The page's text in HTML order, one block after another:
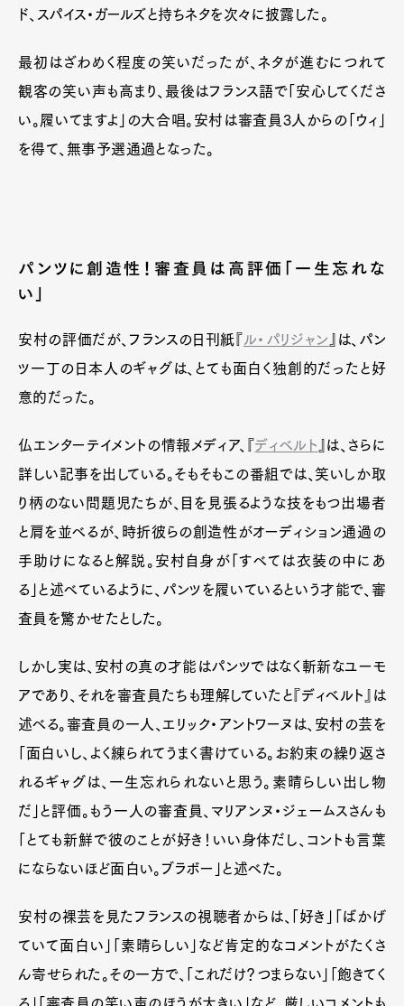
ド、スパイス・ガールズと持ちネタを次々に披露した。
最初はざわめく程度の笑いだったが、ネタが進むにつれて
観客の笑い声も高まり、最後はフランス語で「安心してくださ
い。履いてますよ」の大合唱。安村は審査員3人からの「ウィ」
を得て、無事予選通過となった。
パンツに創造性！審査員は高評価「一生忘れな
い」
安村の評価だが、フランスの日刊紙『ル・パリジャン 』は、パン
ツ一丁の日本人のギャグは、とても面白く独創的だったと好
意的だった。
仏エンターテイメントの情報メディア、『ディベルト 』は、さらに
詳しい記事を出している。そもそもこの番組では、笑いしか取
り柄のない問題児たちが、目を見張るような技をもつ出場者
と肩を並べるが、時折彼らの創造性がオーディション通過の
手助けになると解説。安村自身が「すべては衣装の中にあ
る」と述べているように、パンツを履いているという才能で、審
査員を驚かせたとした。
しかし実は、安村の真の才能はパンツではなく斬新なユーモ
アであり、それを審査員たちも理解していたと『ディベルト』は
述べる。審査員の一人、エリック・アントワーヌは、安村の芸を
「面白いし、よく練られてうまく書けている。お約束の繰り返さ
れるギャグは、一生忘れられないと思う。素晴らしい出し物
だ」と評価。もう一人の審査員、マリアンヌ・ジェームスさんも
「とても新鮮で彼のことが好き！いい身体だし、コントも言葉
にならないほど面白い。ブラボー」と述べた。
安村の裸芸を見たフランスの視聴者からは、「好き」「ばかげ
ていて面白い」「素晴らしい」など肯定的なコメントがたくさ
ん寄せられた。その一方で、「これだけ？つまらない」「飽きてく
る」「審査員の笑い声のほうが大きい」など、厳しいコメントも